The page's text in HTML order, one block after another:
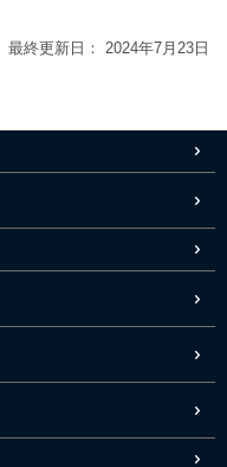
最終更新日： 2024年7月23日